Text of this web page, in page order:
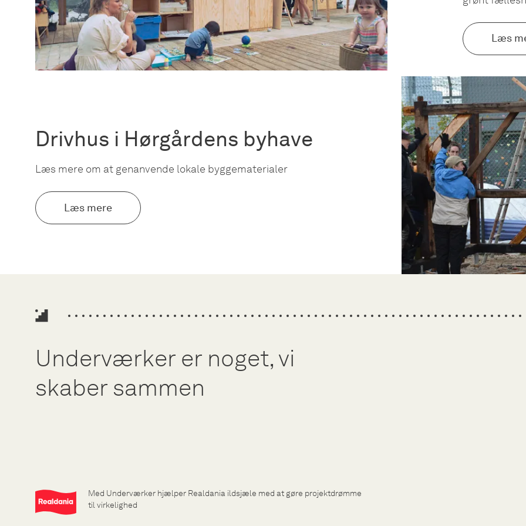
Læs
Drivhus i Hørgårdens byhave
Læs mere om at genanvende lokale byggematerialer
Læs mere
Underværker er noget, vi
skaber sammen
Med Underværker hjælper Realdania ildsjæle med at gøre projektdrømme
til virkelighed